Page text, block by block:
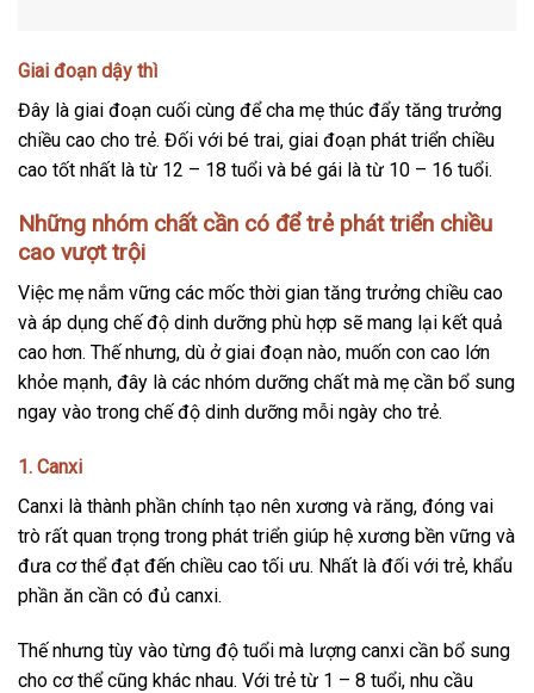
Giai đoạn dậy thì
Đây là giai đoạn cuối cùng để cha mẹ thúc đẩy tăng trưởng
chiều cao cho trẻ. Đối với bé trai, giai đoạn phát triển chiều
cao tốt nhất là từ 12 – 18 tuổi và bé gái là từ 10 – 16 tuổi.
Những nhóm chất cần có để trẻ phát triển chiều
cao vượt trội
Việc mẹ nắm vững các mốc thời gian tăng trưởng chiều cao
và áp dụng chế độ dinh dưỡng phù hợp sẽ mang lại kết quả
cao hơn. Thế nhưng, dù ở giai đoạn nào, muốn con cao lớn
khỏe mạnh, đây là các nhóm dưỡng chất mà mẹ cần bổ sung
ngay vào trong chế độ dinh dưỡng mỗi ngày cho trẻ.
1. Canxi
Canxi là thành phần chính tạo nên xương và răng, đóng vai
trò rất quan trọng trong phát triển giúp hệ xương bền vững và
đưa cơ thể đạt đến chiều cao tối ưu. Nhất là đối với trẻ, khẩu
phần ăn cần có đủ canxi.
Thế nhưng tùy vào từng độ tuổi mà lượng canxi cần bổ sung
cho cơ thể cũng khác nhau. Với trẻ từ 1 – 8 tuổi, nhu cầu